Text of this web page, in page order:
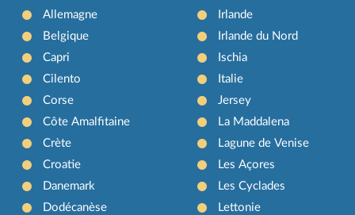
Allemagne
Belgique
Capri
Cilento
Corse
Côte Amalfitaine
Crète
Croatie
Danemark
Dodécanèse
Irlande
Irlande du Nord
Ischia
Italie
Jersey
La Maddalena
Lagune de Venise
Les Açores
Les Cyclades
Lettonie